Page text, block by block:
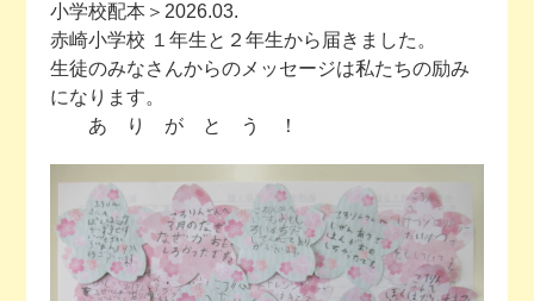
小学校配本＞2026.03.
赤崎小学校 １年生と２年生から届きました。
生徒のみなさんからのメッセージは私たちの励み
になります。
あ り が と う ！